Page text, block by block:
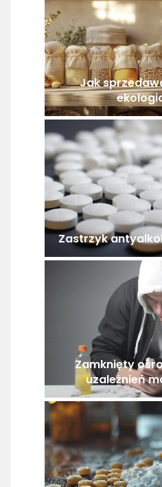
Jak
Zastrzyk
Zamknięty
uzależnień